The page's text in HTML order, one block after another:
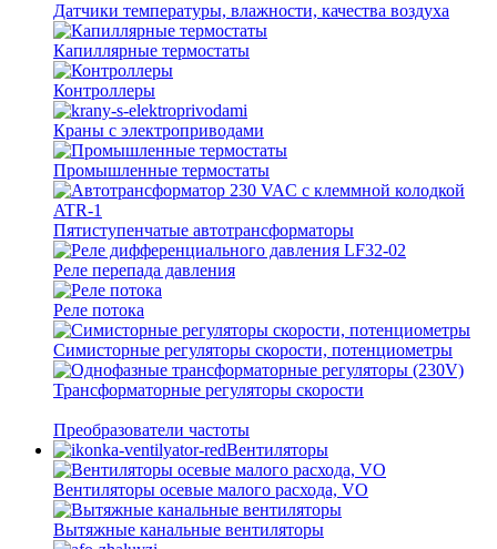
Датчики температуры, влажности, качества воздуха
Капиллярные термостаты
Контроллеры
Краны с электроприводами
Промышленные термостаты
Пятиступенчатые автотрансформаторы
Реле перепада давления
Реле потока
Симисторные регуляторы скорости, потенциометры
Трансформаторные регуляторы скорости
Преобразователи частоты
Вентиляторы
Вентиляторы осевые малого расхода, VO
Вытяжные канальные вентиляторы